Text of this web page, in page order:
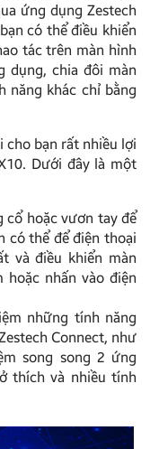
ứng dụng Zestech
có thể điều khiển
tác trên màn hình
dụng, chia đôi màn
năng khác chỉ bằng
cho bạn rất nhiều lợi
Dưới đây là một
cổ hoặc vươn tay để
có thể để điện thoại
và điều khiển màn
hoặc nhấn vào điện
những tính năng
Connect, như
song song 2 ứng
thích và nhiều tính